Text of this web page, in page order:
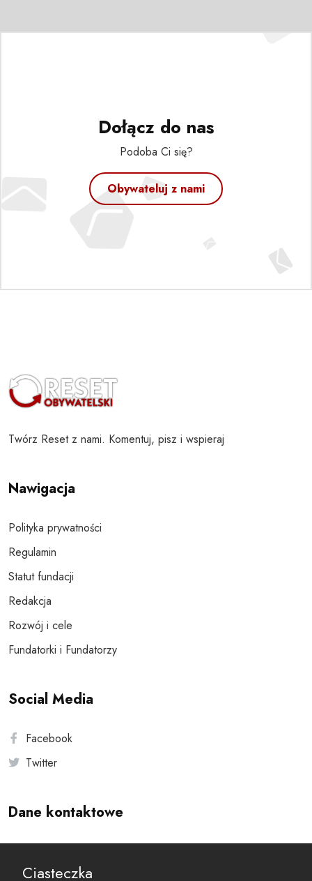
Dołącz do nas
Podoba Ci się?
Obywateluj z nami
Twórz Reset z nami. Komentuj, pisz i wspieraj
Nawigacja
Polityka prywatności
Regulamin
Statut fundacji
Redakcja
Rozwój i cele
Fundatorki i Fundatorzy
Social Media
Facebook
Twitter
Dane kontaktowe
reset@resetobywatelski.pl
Ciasteczka